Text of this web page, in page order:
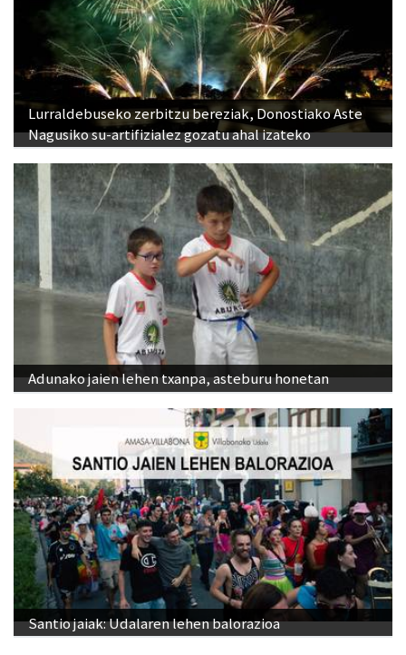
Lurraldebuseko zerbitzu bereziak, Donostiako Aste
Nagusiko su-artifizialez gozatu ahal izateko
Adunako jaien lehen txanpa, asteburu honetan
Santio jaiak: Udalaren lehen balorazioa